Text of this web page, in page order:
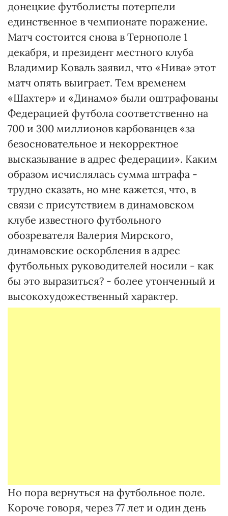
донецкие футболисты потерпели
единственное в чемпионате поражение.
Матч состоится снова в Тернополе 1
декабря, и президент местного клуба
Владимир Коваль заявил, что «Нива» этот
матч опять выиграет. Тем временем
«Шахтер» и «Динамо» были оштрафованы
Федерацией футбола соответственно на
700 и 300 миллионов карбованцев «за
безосновательное и некорректное
высказывание в адрес федерации». Каким
образом исчислялась сумма штрафа -
трудно сказать, но мне кажется, что, в
связи с присутствием в динамовском
клубе известного футбольного
обозревателя Валерия Мирского,
динамовские оскорбления в адрес
футбольных руководителей носили - как
бы это выразиться? - более утонченный и
высокохудожественный характер.
Но пора вернуться на футбольное поле.
Короче говоря, через 77 лет и один день